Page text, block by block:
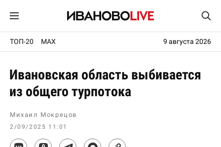
ТОП-20 MAX 9 августа 2026
Ивановская область выбивается
из общего турпотока
Михаил Мокрецов
2/09/2025 11:01